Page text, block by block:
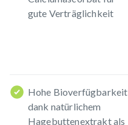
gute Verträglichkeit
Hohe Bioverfügbarkeit
dank natürlichem
Hagebuttenextrakt als